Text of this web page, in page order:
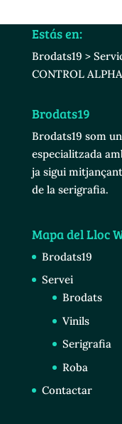
Estás en:
Brodats19 >
CONTROL ALPHA
Brodats19
Brodats19 som
especialitzada
ja sigui
de la serigrafia.
Mapa del Lloc
Brodats19
Servei
Brodats
Vinils
Serigrafia
Roba
Contactar